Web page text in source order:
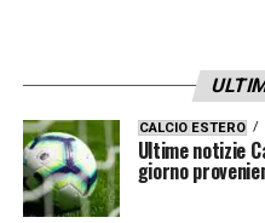
CALCIO ESTERO
Ultime notizie
giorno